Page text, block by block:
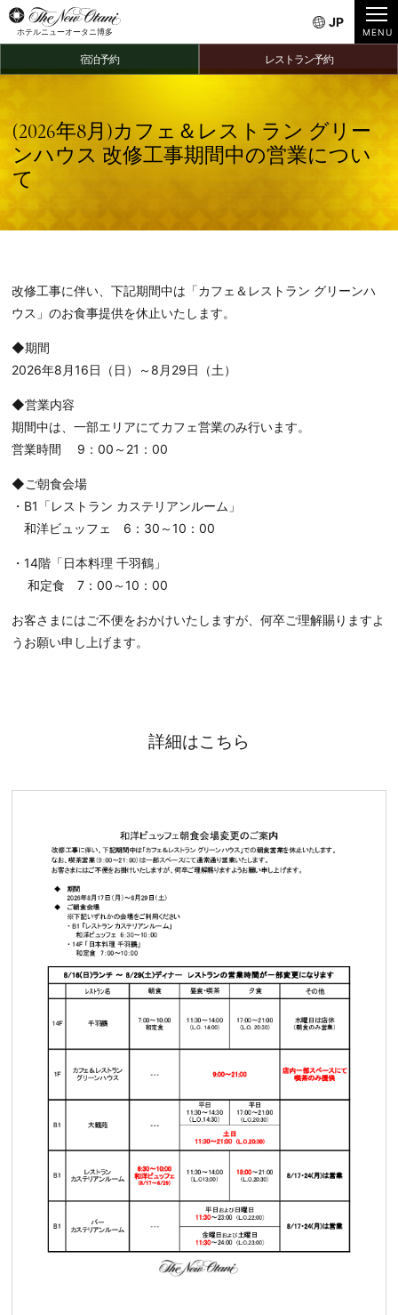
ホテルニューオータニ博多
JP
宿泊予約 レストラン予約
(2026年8月)カフェ＆レストラン グリー
ンハウス 改修工事期間中の営業につい
て
改修工事に伴い、下記期間中は「カフェ＆レストラン グリーンハ
ウス」のお食事提供を休止いたします。
◆期間
2026年8月16日（日）～8月29日（土）
◆営業内容
期間中は、一部エリアにてカフェ営業のみ行います。
営業時間 9：00～21：00
◆ご朝食会場
・B1「レストラン カステリアンルーム」
和洋ビュッフェ 6：30～10：00
・14階「日本料理 千羽鶴」
和定食 7：00～10：00
お客さまにはご不便をおかけいたしますが、何卒ご理解賜りますよ
うお願い申し上げます。
詳細はこちら